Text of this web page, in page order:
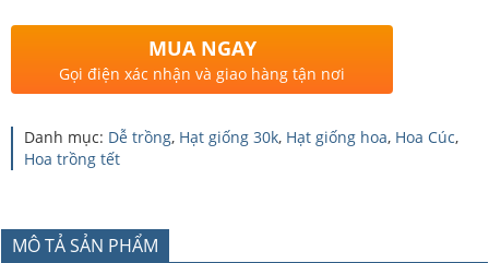
30.000₫. là:
19.000₫.
MUA NGAY
Gọi điện xác nhận và giao hàng tận nơi
Danh mục: Dễ trồng, Hạt giống 30k, Hạt giống hoa, Hoa Cúc,
Hoa trồng tết
MÔ TẢ SẢN PHẨM